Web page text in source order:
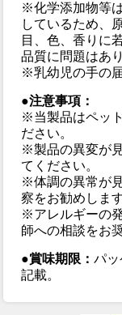
※化学添加物等
しているため、
目、色、香りに
品質に問題はあ
※乳幼児の手の
●注意事項：
※当製品はペッ
ださい。
※製品の異変が
てください。
※体調の異常が
察をお勧めします
※アレルギーの
師への相談をお
●賞味期限：パ
記載。